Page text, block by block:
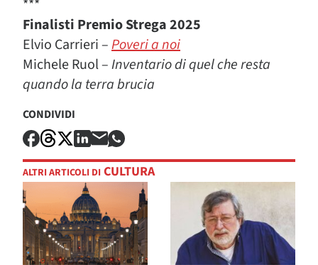
***
Finalisti Premio Strega 2025
Elvio Carrieri –Poveri a noi
Michele Ruol –Inventario di quel che resta
quando la terra brucia
CONDIVIDI
ALTRI ARTICOLI DI CULTURA